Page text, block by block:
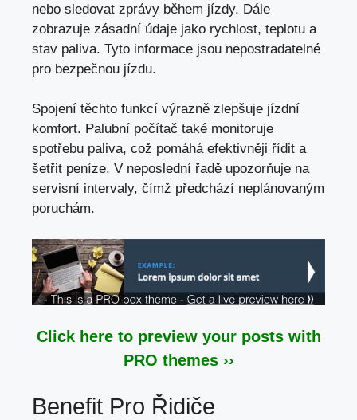
nebo sledovat zprávy během jízdy. Dále
zobrazuje zásadní údaje jako rychlost, teplotu a
stav paliva. Tyto informace jsou nepostradatelné
pro bezpečnou jízdu.
Spojení těchto funkcí výrazně zlepšuje jízdní
komfort. Palubní počítač také monitoruje
spotřebu paliva, což pomáhá efektivněji řídit a
šetřit peníze. V neposlední řadě upozorňuje na
servisní intervaly, čímž předchází neplánovaným
poruchám.
Click here to preview your posts with
PRO themes ››
Benefit Pro Řidiče